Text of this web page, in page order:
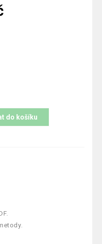
do košíku